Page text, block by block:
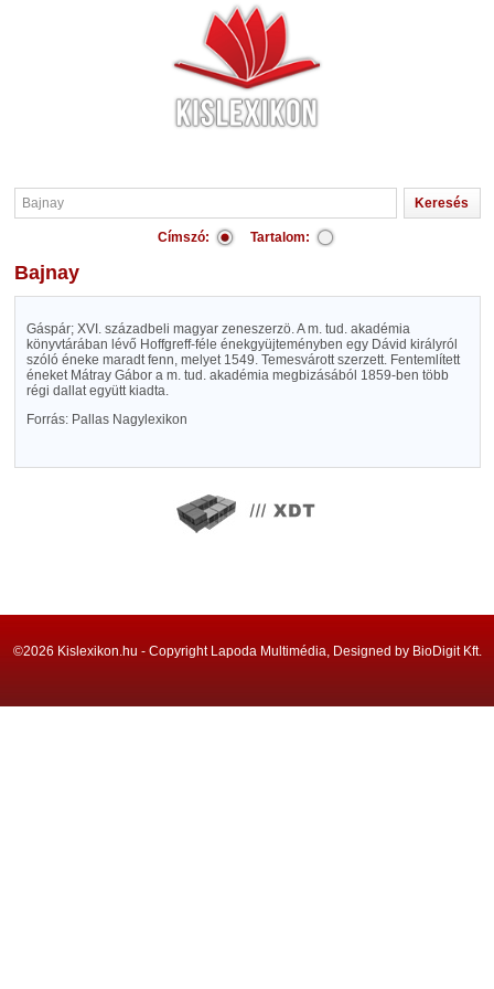
Címszó: Tartalom:
Bajnay
Gáspár; XVI. századbeli magyar zeneszerzö. A m. tud. akadémia
könyvtárában lévő Hoffgreff-féle énekgyüjteményben egy Dávid királyról
szóló éneke maradt fenn, melyet 1549. Temesvárott szerzett. Fentemlített
éneket Mátray Gábor a m. tud. akadémia megbizásából 1859-ben több
régi dallat együtt kiadta.
Forrás: Pallas Nagylexikon
©2026 Kislexikon.hu - Copyright Lapoda Multimédia, Designed by BioDigit Kft.